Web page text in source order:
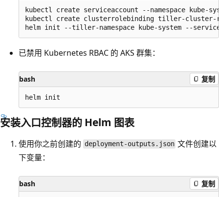
kubectl create serviceaccount --namespace kube-
kubectl create clusterrolebinding tiller-cluster-
已禁用 Kubernetes RBAC 的 AKS 群集：
bash 复制
安装入口控制器的 Helm 图表
使用你之前创建的 deployment-outputs.json 文件创建以
下变量：
bash 复制